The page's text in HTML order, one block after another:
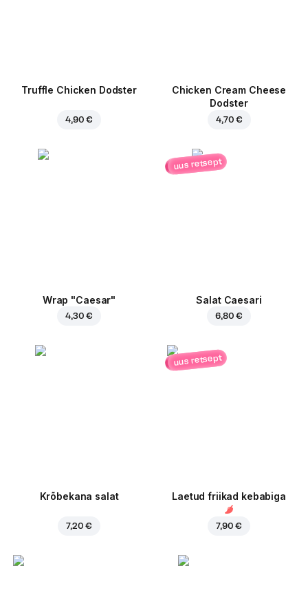
Truffle Chicken Dodster
4,90 €
Chicken Cream Cheese
Dodster
4,70 €
Wrap "Caesar"
4,30 €
uus retsept
Salat Caesari
6,80 €
Krõbekana salat
7,20 €
uus retsept
Laetud friikad kebabiga
7,90 €